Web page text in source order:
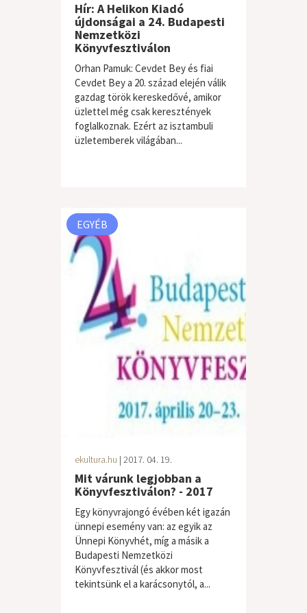
Hír: A Helikon Kiadó
újdonságai a 24. Budapesti
Nemzetközi
Könyvfesztiválon
Orhan Pamuk: Cevdet Bey és fiai
Cevdet Bey a 20. század elején válik
gazdag török kereskedővé, amikor
üzlettel még csak keresztények
foglalkoznak. Ezért az isztambuli
üzletemberek világában...
EGYÉB
ekultura.hu | 2017. 04. 19.
Mit várunk legjobban a
Könyvfesztiválon? - 2017
Egy könyvrajongó évében két igazán
ünnepi esemény van: az egyik az
Ünnepi Könyvhét, míg a másik a
Budapesti Nemzetközi
Könyvfesztivál (és akkor most
tekintsünk el a karácsonytól, a...